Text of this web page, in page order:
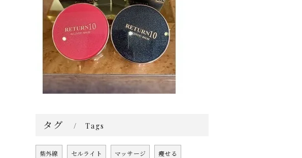
タグ Tags
紫外線 セルライト マッサージ 痩せる